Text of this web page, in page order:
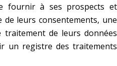
fournir à ses prospects et
leurs consentements, une
de leurs données
un registre des traitements